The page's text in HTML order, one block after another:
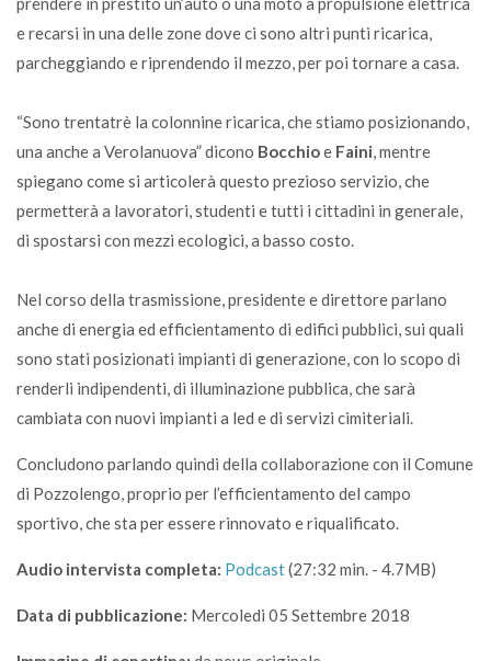
e recarsi in una delle zone dove ci sono altri punti ricarica,
parcheggiando e riprendendo il mezzo, per poi tornare a casa.
“Sono trentatrè la colonnine ricarica, che stiamo posizionando,
una anche a Verolanuova” dicono Bocchioe Faini, mentre
spiegano come si articolerà questo prezioso servizio, che
permetterà a lavoratori, studenti e tutti i cittadini in generale,
di spostarsi con mezzi ecologici, a basso costo.
Nel corso della trasmissione, presidente e direttore parlano
anche di energia ed efficientamento di edifici pubblici, sui quali
sono stati posizionati impianti di generazione, con lo scopo di
renderli indipendenti, di illuminazione pubblica, che sarà
cambiata con nuovi impianti a led e di servizi cimiteriali.
Concludono parlando quindi della collaborazione con il Comune
di Pozzolengo, proprio per l’efficientamento del campo
sportivo, che sta per essere rinnovato e riqualificato.
Audio intervista completa: Podcast(27:32 min. - 4.7MB)
Data di pubblicazione: Mercoledi 05 Settembre 2018